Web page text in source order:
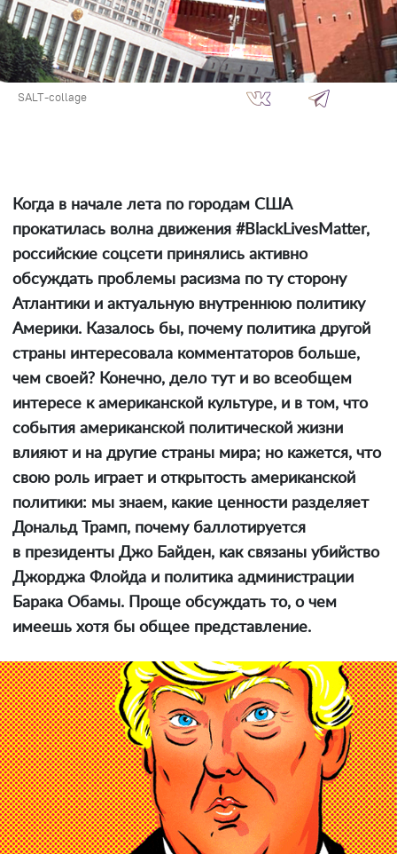
SALT-collage
Когда в начале лета по городам США
прокатилась волна движения #BlackLivesMatter,
российские соцсети принялись активно
обсуждать проблемы расизма по ту сторону
Атлантики и актуальную внутреннюю политику
Америки. Казалось бы, почему политика другой
страны интересовала комментаторов больше,
чем своей? Конечно, дело тут и во всеобщем
интересе к американской культуре, и в том, что
события американской политической жизни
влияют и на другие страны мира; но кажется, что
свою роль играет и открытость американской
политики: мы знаем, какие ценности разделяет
Дональд Трамп, почему баллотируется
в президенты Джо Байден, как связаны убийство
Джорджа Флойда и политика администрации
Барака Обамы. Проще обсуждать то, о чем
имеешь хотя бы общее представление.